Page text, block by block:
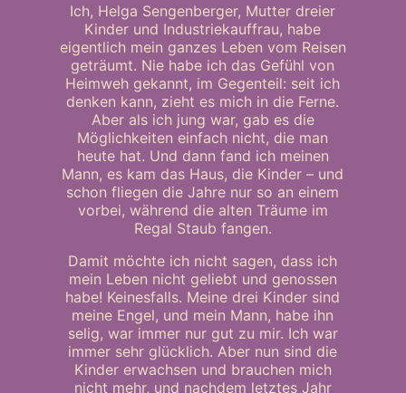
Ich, Helga Sengenberger, Mutter dreier
Kinder und Industriekauffrau, habe
eigentlich mein ganzes Leben vom Reisen
geträumt. Nie habe ich das Gefühl von
Heimweh gekannt, im Gegenteil: seit ich
denken kann, zieht es mich in die Ferne.
Aber als ich jung war, gab es die
Möglichkeiten einfach nicht, die man
heute hat. Und dann fand ich meinen
Mann, es kam das Haus, die Kinder – und
schon fliegen die Jahre nur so an einem
vorbei, während die alten Träume im
Regal Staub fangen.
Damit möchte ich nicht sagen, dass ich
mein Leben nicht geliebt und genossen
habe! Keinesfalls. Meine drei Kinder sind
meine Engel, und mein Mann, habe ihn
selig, war immer nur gut zu mir. Ich war
immer sehr glücklich. Aber nun sind die
Kinder erwachsen und brauchen mich
nicht mehr, und nachdem letztes Jahr